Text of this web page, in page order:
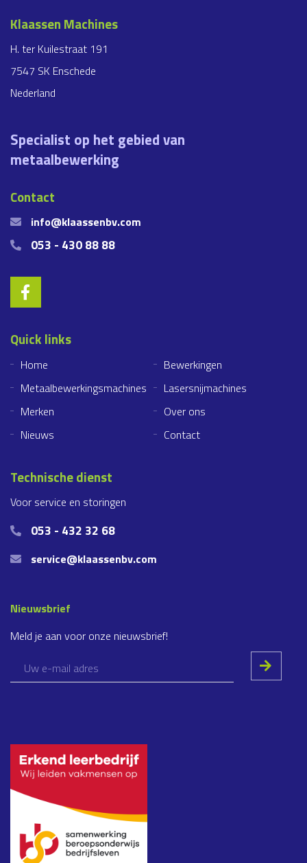
Klaassen Machines
H. ter Kuilestraat 191
7547 SK Enschede
Nederland
Specialist op het gebied van
metaalbewerking
Contact
info@klaassenbv.com
053 - 430 88 88
Quick links
Home
Bewerkingen
Metaalbewerkingsmachines
Lasersnijmachines
Merken
Over ons
Nieuws
Contact
Technische dienst
Voor service en storingen
053 - 432 32 68
service@klaassenbv.com
Nieuwsbrief
Meld je aan voor onze nieuwsbrief!